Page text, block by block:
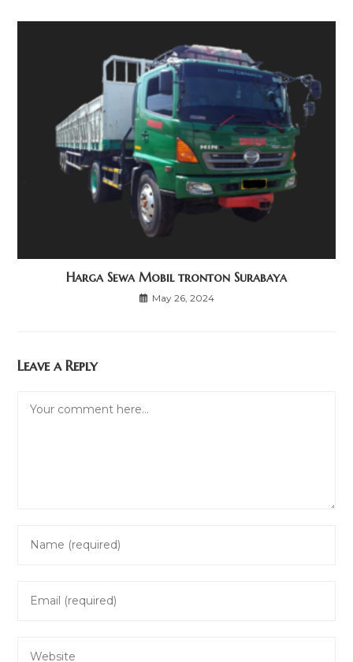
Harga Sewa Mobil tronton Surabaya
May 26, 2024
Leave a Reply
comment
address